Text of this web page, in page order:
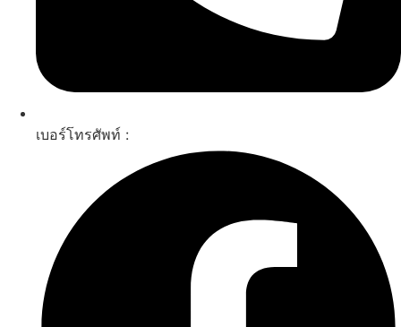
เบอร์โทรศัพท์ :